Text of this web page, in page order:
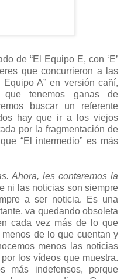
de “El Equipo E, con ‘E’
que concurrieron a las
A” en versión cañí,
que tenemos ganas de
buscar un referente
hay que ir a los viejos
por la fragmentación de
“El intermedio” es más
Ahora, les contaremos la
ni las noticias son siempre
a ser noticia. Es una
va quedando obsoleta
cada vez más de lo que
de lo que cuentan y
menos las noticias
los vídeos que muestra.
más indefensos, porque